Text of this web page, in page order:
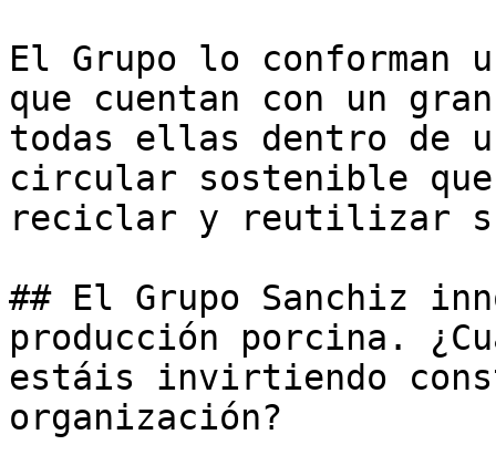
El Grupo lo conforman
que cuentan con un
todas ellas dentro de
circular sostenible
reciclar y reutilizar
## El Grupo Sanchiz
producción porcina.
estáis invirtiendo
organización?